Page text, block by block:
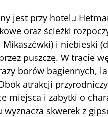
jest przy hotelu
oraz ścieżki
Mikaszówki) i niebieski
puszczę. W tracie
borów bagiennych,
atrakcji
miejsca i zabytki o
skwerek z